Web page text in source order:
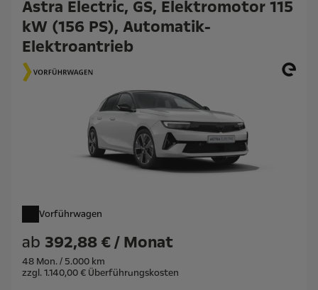
Astra Electric, GS, Elektromotor 115
kW (156 PS), Automatik-
Elektroantrieb
Vorführwagen
ab 392,88 € / Monat
48 Mon. / 5.000 km
zzgl. 1.140,00 € Überführungskosten